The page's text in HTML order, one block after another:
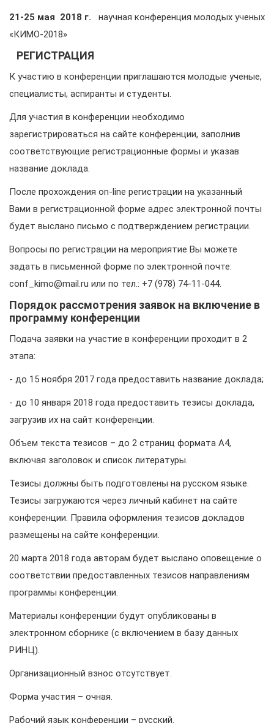
21-25 мая 2018 г. научная конференция молодых ученых
«КИМО-2018»
РЕГИСТРАЦИЯ
К участию в конференции приглашаются молодые ученые,
специалисты, аспиранты и студенты.
Для участия в конференции необходимо
зарегистрироваться на сайте конференции, заполнив
соответствующие регистрационные формы и указав
название доклада.
После прохождения on-line регистрации на указанный
Вами в регистрационной форме адрес электронной почты
будет выслано письмо с подтверждением регистрации.
Вопросы по регистрации на мероприятие Вы можете
задать в письменной форме по электронной почте:
conf_kimo@mail.ru или по тел.: +7 (978) 74-11-044.
Порядок рассмотрения заявок на включение в
программу конференции
Подача заявки на участие в конференции проходит в 2
этапа:
- до 15 ноября 2017 года предоставить название доклада;
- до 10 января 2018 года предоставить тезисы доклада,
загрузив их на сайт конференции.
Объем текста тезисов – до 2 страниц формата А4,
включая заголовок и список литературы.
Тезисы должны быть подготовлены на русском языке.
Тезисы загружаются через личный кабинет на сайте
конференции. Правила оформления тезисов докладов
размещены на сайте конференции.
20 марта 2018 года авторам будет выслано оповещение о
соответствии предоставленных тезисов направлениям
программы конференции.
Материалы конференции будут опубликованы в
электронном сборнике (с включением в базу данных
РИНЦ).
Организационный взнос отсутствует.
Форма участия – очная.
Рабочий язык конференции – русский.